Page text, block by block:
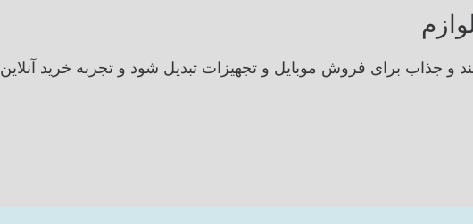
جذاب برای فروش موبایل و تجهیزات تبدیل شود و تجربه خرید آنلاین